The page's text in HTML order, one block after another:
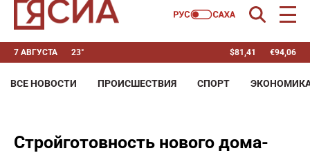
7 АВГУСТА 23° $81,41 €94,06
ВСЕ НОВОСТИ ПРОИСШЕСТВИЯ СПОРТ
Стройготовность нового дома-